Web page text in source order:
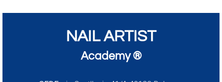
NAIL ARTIST
Academy ®